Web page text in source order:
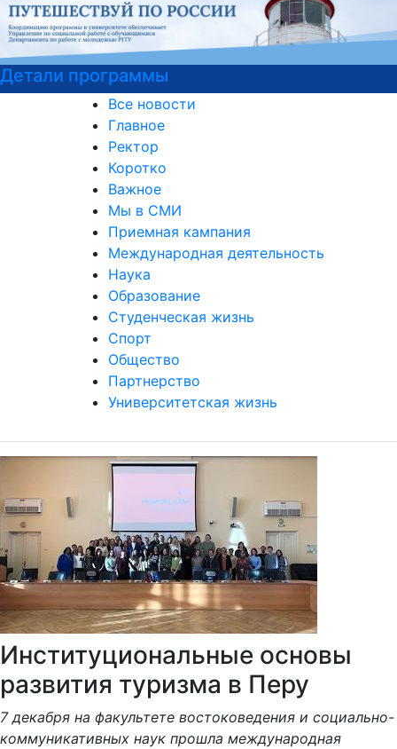
Детали программы
Все новости
Главное
Ректор
Коротко
Важное
Мы в СМИ
Приемная кампания
Международная деятельность
Наука
Образование
Студенческая жизнь
Спорт
Общество
Партнерство
Университетская жизнь
Институциональные основы
развития туризма в Перу
7 декабря на факультете востоковедения и социально-
коммуникативных наук прошла международная